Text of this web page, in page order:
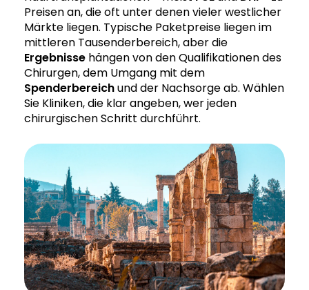
Preisen an, die oft unter denen vieler westlicher
Märkte liegen. Typische Paketpreise liegen im
mittleren Tausenderbereich, aber die
Ergebnisse hängen von den Qualifikationen des
Chirurgen, dem Umgang mit dem
Spenderbereichund der Nachsorge ab. Wählen
Sie Kliniken, die klar angeben, wer jeden
chirurgischen Schritt durchführt.